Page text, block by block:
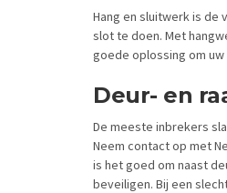
Hang en sluitwerk is de
slot te doen. Met
goede oplossing om
Deur- en
De meeste inbrekers
Neem contact op met
is het goed om naast
beveiligen. Bij een